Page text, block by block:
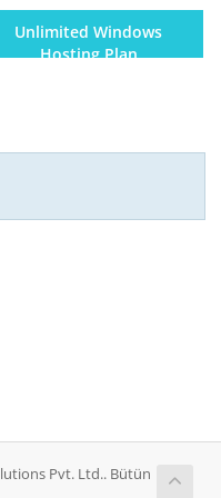
Unlimited Windows
Hosting Plan
Pvt. Ltd.. Bütün